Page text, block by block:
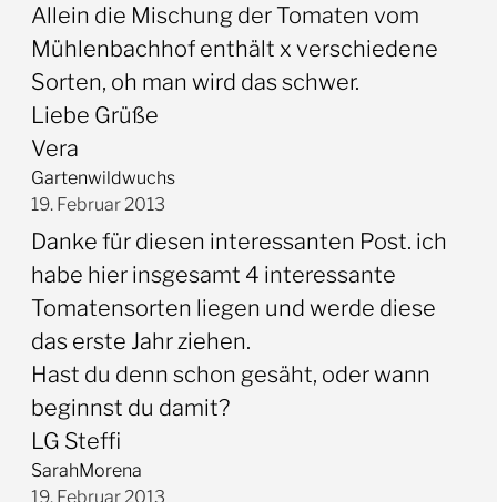
Allein die Mischung der Tomaten vom
Mühlenbachhof enthält x verschiedene
Sorten, oh man wird das schwer.
Liebe Grüße
Vera
Gartenwildwuchs
19. Februar 2013
Danke für diesen interessanten Post. ich
habe hier insgesamt 4 interessante
Tomatensorten liegen und werde diese
das erste Jahr ziehen.
Hast du denn schon gesäht, oder wann
beginnst du damit?
LG Steffi
SarahMorena
19. Februar 2013